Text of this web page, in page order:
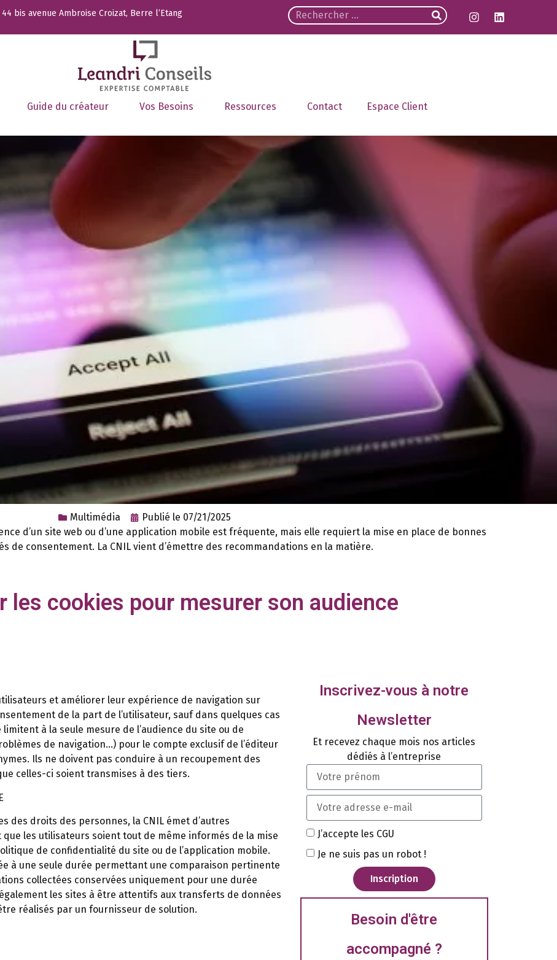
bis avenue Ambroise Croizat, Berre l’Etang
Guide du créateur Vos Besoins Ressources Contact Espace Client
Multimédia Publié le 07/21/2025
d’un site web ou d’une application mobile est fréquente, mais elle requiert la mise en place de bonnes
de consentement. La CNIL vient d’émettre des recommandations en la matière.
les cookies pour mesurer son audience
et améliorer leur expérience de navigation sur
de la part de l’utilisateur, sauf dans quelques cas
à la seule mesure de l’audience du site ou de
de navigation…) pour le compte exclusif de l’éditeur
Ils ne doivent pas conduire à un recoupement des
celles-ci soient transmises à des tiers.
des droits des personnes, la CNIL émet d’autres
les utilisateurs soient tout de même informés de la mise
de confidentialité du site ou de l’application mobile.
à une seule durée permettant une comparaison pertinente
collectées conservées uniquement pour une durée
les sites à être attentifs aux transferts de données
réalisés par un fournisseur de solution.
Inscrivez-vous à notre
Newsletter
Et recevez chaque mois nos articles
dédiés à l’entreprise
J’accepte les CGU
Je ne suis pas un robot !
Inscription
Besoin d'être
accompagné ?